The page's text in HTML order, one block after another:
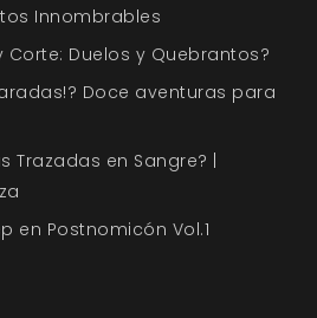
Innombrables
Corte: Duelos y Quebrantos?
Doce aventuras para
Trazadas en Sangre? |
en Postnomicón Vol.1